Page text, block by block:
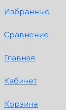
Избранные
Сравнение
Главная
Кабинет
Корзина